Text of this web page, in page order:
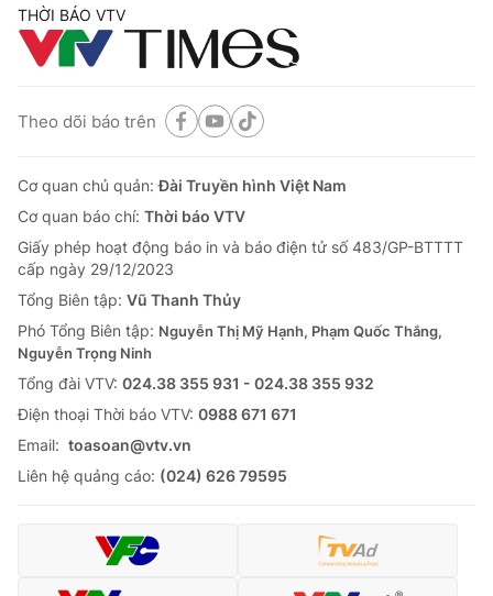
THỜI BÁO VTV
Theo dõi báo trên
Cơ quan chủ quản:Đài Truyền hình Việt Nam
Cơ quan báo chí: Thời báo VTV
Giấy phép hoạt động báo in và báo điện tử số 483/GP-BTTTT
cấp ngày 29/12/2023
Tổng Biên tập: Vũ Thanh Thủy
Phó Tổng Biên tập: Nguyễn Thị Mỹ Hạnh, Phạm Quốc Thắng,
Nguyễn Trọng Ninh
Tổng đài VTV: 024.38 355 931 - 024.38 355 932
Ðiện thoại Thời báo VTV: 0988 671 671
Email: toasoan@vtv.vn
Liên hệ quảng cáo: (024) 626 79595